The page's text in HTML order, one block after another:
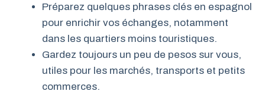
Préparez quelques phrases clés en espagnol
pour enrichir vos échanges, notamment
dans les quartiers moins touristiques.
Gardez toujours un peu de pesos sur vous,
utiles pour les marchés, transports et petits
commerces.